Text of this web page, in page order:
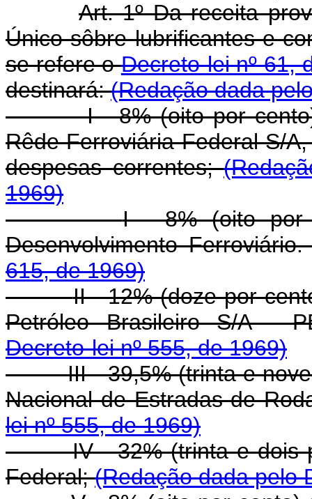
Art. 1º Da receita
Único sôbre lubrificantes e
se refere oDecreto-lei nº 61,
destinará:(Redação dada
I - 8% (oito por
Rêde Ferroviária Federal S/
despesas correntes;
1969)
I - 8% (oito por
Desenvolvimento
615, de 1969)
II - 12% (doze por
Petróleo Brasileiro S/A -
Decreto-lei nº 555, de 1969)
III - 39,5% (trinta e
Nacional de Estradas de
lei nº 555, de 1969)
IV - 32% (trinta e dois
Federal;(Redação dada pelo